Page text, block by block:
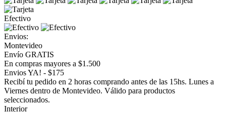
Efectivo
Envios:
Montevideo
Envío GRATIS
En compras mayores a $1.500
Envios YA! - $175
Recibí tu pedido en 2 horas comprando antes de las 15hs. Lunes a
Viernes dentro de Montevideo. Válido para productos
seleccionados.
Interior